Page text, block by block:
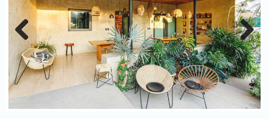
Previous Next